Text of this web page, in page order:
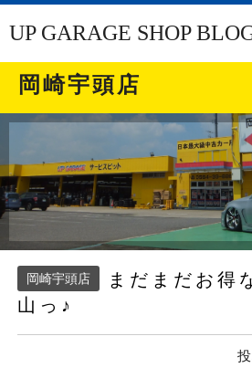
UP GARAGE SHOP
岡崎宇頭店
岡崎宇頭店
まだまだお得
山っ♪